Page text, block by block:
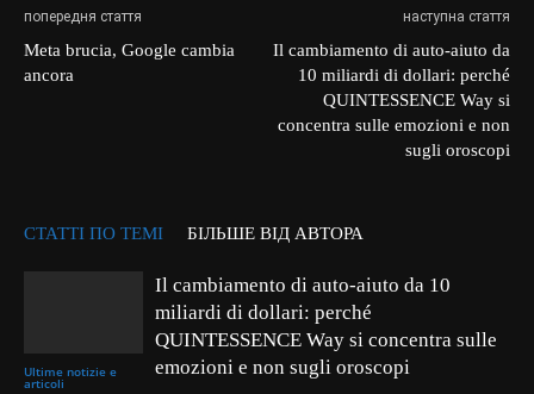
попередня стаття
Meta brucia, Google cambia
ancora
наступна стаття
Il cambiamento di auto-aiuto da
10 miliardi di dollari: perché
QUINTESSENCE Way si
concentra sulle emozioni e non
sugli oroscopi
СТАТТІ ПО ТЕМІ БІЛЬШЕ ВІД АВТОРА
Ultime notizie e
articoli
Il cambiamento di auto-aiuto da 10
miliardi di dollari: perché
QUINTESSENCE Way si concentra sulle
emozioni e non sugli oroscopi